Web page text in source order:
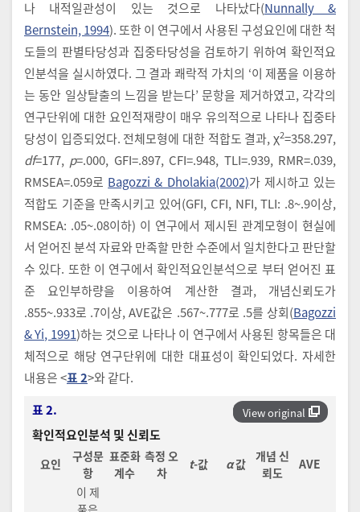
나 내적일관성이 있는 것으로 나타났다(Nunnally &
Bernstein, 1994). 또한 이 연구에서 사용된 구성요인에 대한 척
도들의 판별타당성과 집중타당성을 검토하기 위하여 확인적요
인분석을 실시하였다. 그 결과 쾌락적 가치의 ‘이 제품을 이용하
는 동안 일상탈출의 느낌을 받는다’ 문항을 제거하였고, 각각의
연구단위에 대한 요인적재량이 매우 유의적으로 나타나 집중타
당성이 입증되었다. 전체모형에 대한 적합도 결과, χ2=358.297,
df=177, p=.000, GFI=.897, CFI=.948, TLI=.939, RMR=.039,
RMSEA=.059로 Bagozzi & Dholakia(2002)가 제시하고 있는
적합도 기준을 만족시키고 있어(GFI, CFI, NFI, TLI: .8~.9이상,
RMSEA: .05~.08이하) 이 연구에서 제시된 관계모형이 현실에
서 얻어진 분석 자료와 만족할 만한 수준에서 일치한다고 판단할
수 있다. 또한 이 연구에서 확인적요인분석으로 부터 얻어진 표
준 요인부하량을 이용하여 계산한 결과, 개념신뢰도가
.855~.933로 .7이상, AVE값은 .567~.777로 .5를 상회(Bagozzi
& Yi, 1991)하는 것으로 나타나 이 연구에서 사용된 항목들은 대
체적으로 해당 연구단위에 대한 대표성이 확인되었다. 자세한
내용은 <표 2>와 같다.
View original
표 2.
확인적요인분석 및 신뢰도
요인
구성문
항
표준화
계수
측정 오
차
t-값 α값
개념 신
뢰도
AVE
이 제